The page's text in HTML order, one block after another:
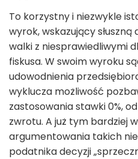
To korzystny i niezwykle
wyrok, wskazujący
walki z niesprawiedliwymi
fiskusa. W swoim wyroku
udowodnienia
wyklucza możliwość
zastosowania stawki 0%,
zwrotu. A już tym bardziej
argumentowania takich
podatnika decyzji